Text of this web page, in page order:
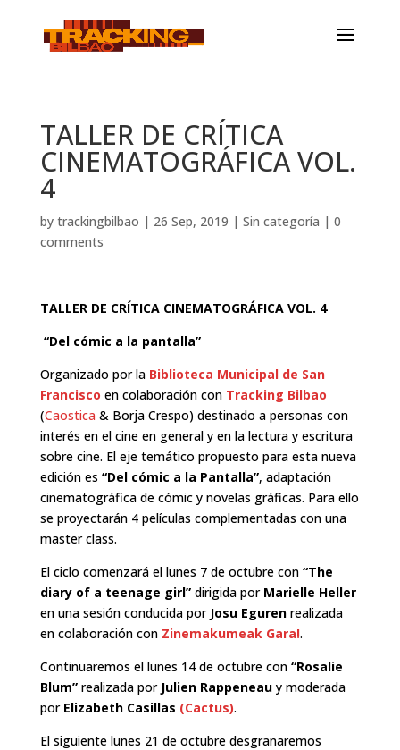
TALLER DE CRÍTICA
CINEMATOGRÁFICA VOL.
4
by trackingbilbao | 26 Sep, 2019 | Sin categoría | 0
comments
TALLER DE CRÍTICA CINEMATOGRÁFICA VOL. 4
“Del cómic a la pantalla”
Organizado por la Biblioteca Municipal de San
Francisco en colaboración con Tracking Bilbao
(Caostica & Borja Crespo) destinado a personas con
interés en el cine en general y en la lectura y escritura
sobre cine. El eje temático propuesto para esta nueva
edición es “Del cómic a la Pantalla”, adaptación
cinematográfica de cómic y novelas gráficas. Para ello
se proyectarán 4 películas complementadas con una
master class.
El ciclo comenzará el lunes 7 de octubre con “The
diary of a teenage girl”dirigida por Marielle Heller
en una sesión conducida por Josu Egurenrealizada
en colaboración con Zinemakumeak Gara!.
Continuaremos el lunes 14 de octubre con “Rosalie
Blum”realizada por Julien Rappeneauy moderada
por Elizabeth Casillas (Cactus).
El siguiente lunes 21 de octubre desgranaremos